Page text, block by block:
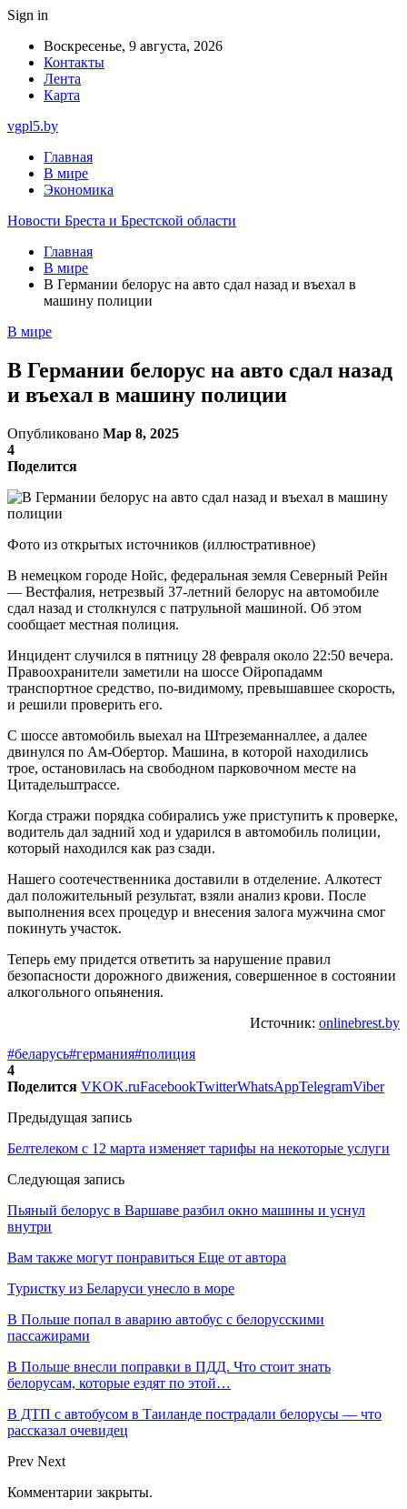
Sign in
Воскресенье, 9 августа, 2026
Контакты
Лента
Карта
vgpl5.by
Главная
В мире
Экономика
Новости Бреста и Брестской области
Главная
В мире
В Германии белорус на авто сдал назад и въехал в
машину полиции
В мире
В Германии белорус на авто сдал назад
и въехал в машину полиции
Опубликовано Мар 8, 2025
4
Поделится
Фото из открытых источников (иллюстративное)
В немецком городе Нойс, федеральная земля Северный Рейн
— Вестфалия, нетрезвый 37-летний белорус на автомобиле
сдал назад и столкнулся с патрульной машиной. Об этом
сообщает местная полиция.
Инцидент случился в пятницу 28 февраля около 22:50 вечера.
Правоохранители заметили на шоссе Ойропадамм
транспортное средство, по-видимому, превышавшее скорость,
и решили проверить его.
С шоссе автомобиль выехал на Штреземанналлее, а далее
двинулся по Ам-Обертор. Машина, в которой находились
трое, остановилась на свободном парковочном месте на
Цитадельштрассе.
Когда стражи порядка собирались уже приступить к проверке,
водитель дал задний ход и ударился в автомобиль полиции,
который находился как раз сзади.
Нашего соотечественника доставили в отделение. Алкотест
дал положительный результат, взяли анализ крови. После
выполнения всех процедур и внесения залога мужчина смог
покинуть участок.
Теперь ему придется ответить за нарушение правил
безопасности дорожного движения, совершенное в состоянии
алкогольного опьянения.
Источник: onlinebrest.by
#беларусь#германия#полиция
4
Поделится VKOK.ruFacebookTwitterWhatsAppTelegramViber
Предыдущая запись
Белтелеком с 12 марта изменяет тарифы на некоторые услуги
Следующая запись
Пьяный белорус в Варшаве разбил окно машины и уснул
внутри
Вам также могут понравиться Еще от автора
Туристку из Беларуси унесло в море
В Польше попал в аварию автобус с белорусскими
пассажирами
В Польше внесли поправки в ПДД. Что стоит знать
белорусам, которые ездят по этой…
В ДТП с автобусом в Таиланде пострадали белорусы — что
рассказал очевидец
Prev Next
Комментарии закрыты.